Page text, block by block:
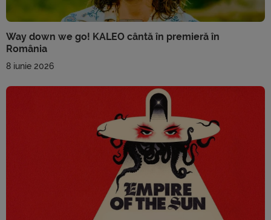
Way down we go! KALEO cântă în premieră în
România
8 iunie 2026